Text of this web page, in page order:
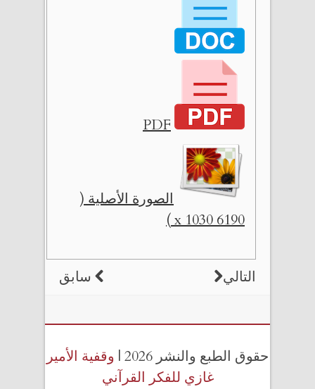
PDF
الصورة الأصلية (
6190 x 1030 )
سابق التالي
حقوق الطبع والنشر 2026 |
وقفية الأمير
غازي للفكر القرآني